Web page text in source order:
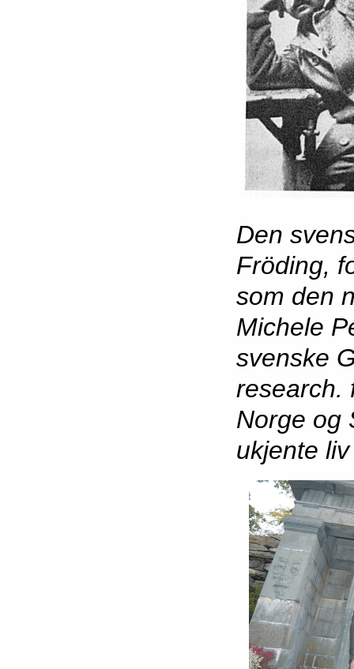
Den
Fröding,
som den
Michele
svenske
research.
Norge og
ukjente